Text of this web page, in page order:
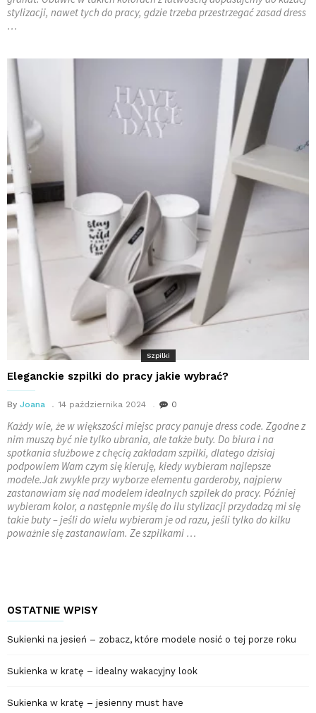
stylizacji, nawet tych do pracy, gdzie trzeba przestrzegać zasad dress
…
Szpilki
Eleganckie szpilki do pracy jakie wybrać?
By Joana 14 października 2024 0
Każdy wie, że w większości miejsc pracy panuje dress code. Zgodne z
nim muszą być nie tylko ubrania, ale także buty. Do biura i na
spotkania służbowe z chęcią zakładam szpilki, dlatego dzisiaj
podpowiem Wam czym się kieruję, kiedy wybieram najlepsze
modele.Jak zwykle przy wyborze elementu garderoby, najpierw
zastanawiam się nad modelem idealnych szpilek do pracy. Później
wybieram kolor, a następnie myślę do ilu stylizacji przydadzą mi się
takie buty – jeśli do wielu wybieram je od razu, jeśli tylko do kilku
poważnie się zastanawiam. Ze szpilkami …
OSTATNIE WPISY
Sukienki na jesień – zobacz, które modele nosić o tej porze roku
Sukienka w kratę – idealny wakacyjny look
Sukienka w kratę – jesienny must have